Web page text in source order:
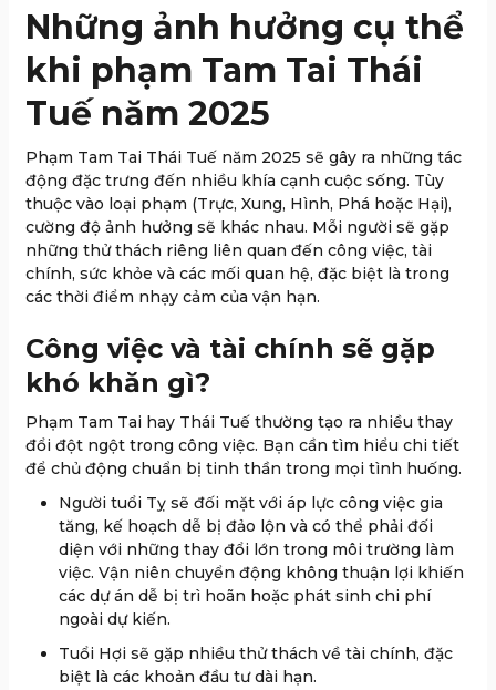
Những ảnh hưởng cụ thể
khi phạm Tam Tai Thái
Tuế năm 2025
Phạm Tam Tai Thái Tuế năm 2025 sẽ gây ra những tác
động đặc trưng đến nhiều khía cạnh cuộc sống. Tùy
thuộc vào loại phạm (Trực, Xung, Hình, Phá hoặc Hại),
cường độ ảnh hưởng sẽ khác nhau. Mỗi người sẽ gặp
những thử thách riêng liên quan đến công việc, tài
chính, sức khỏe và các mối quan hệ, đặc biệt là trong
các thời điểm nhạy cảm của vận hạn.
Công việc và tài chính sẽ gặp
khó khăn gì?
Phạm Tam Tai hay Thái Tuế thường tạo ra nhiều thay
đổi đột ngột trong công việc. Bạn cần tìm hiểu chi tiết
để chủ động chuẩn bị tinh thần trong mọi tình huống.
Người tuổi Tỵ sẽ đối mặt với áp lực công việc gia
tăng, kế hoạch dễ bị đảo lộn và có thể phải đối
diện với những thay đổi lớn trong môi trường làm
việc. Vận niên chuyển động không thuận lợi khiến
các dự án dễ bị trì hoãn hoặc phát sinh chi phí
ngoài dự kiến.
Tuổi Hợi sẽ gặp nhiều thử thách về tài chính, đặc
biệt là các khoản đầu tư dài hạn.